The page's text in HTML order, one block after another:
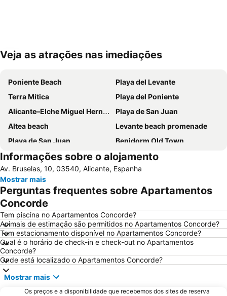
Ampliar mapa
Veja as atrações nas imediações
Poniente Beach
Playa del Levante
Terra Mítica
Playa del Poniente
Alicante–Elche Miguel Hernández Airport
Playa de San Juan
Altea beach
Levante beach promenade
Playa de San Juan
Benidorm Old Town
Benidorm Palace
El Postiguet
Estación de autobuses
Centro
Isla de Benidorm
Marina de Alicante
Festilandia
Platja de La Cala de Finestrat
Playa de la Ermita
Avenida Jaime I
Centro
Aqua Natura
Comunidad Valenciana day
Gran Playa
Varadero
Isla de Tabarca
Raco de Loix
Torrellano
Informações sobre o alojamento
Av. Bruselas, 10, 03540, Alicante, Espanha
Mostrar mais
Perguntas frequentes sobre Apartamentos
Concorde
Tem piscina no Apartamentos Concorde?
Animais de estimação são permitidos no Apartamentos Concorde?
Tem estacionamento disponível no Apartamentos Concorde?
Qual é o horário de check-in e check-out no Apartamentos
Concorde?
Onde está localizado o Apartamentos Concorde?
Mostrar mais
Os preços e a disponibilidade que recebemos dos sites de reserva